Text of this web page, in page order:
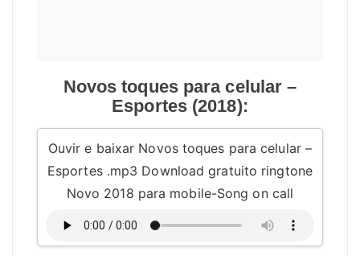
Novos toques para celular –
Esportes (2018):
Ouvir e baixar Novos toques para celular –
Esportes .mp3 Download gratuito ringtone
Novo 2018 para mobile-Song on call